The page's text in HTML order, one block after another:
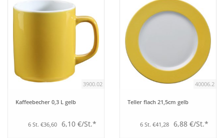
Küchenmöbel
3900.02
Kaffeebecher 0,3 L gelb
6 St. €36,60 6,10 €/St.*
40006.2
Teller flach 21,5cm gelb
6 St. €41,28 6,88 €/St.*